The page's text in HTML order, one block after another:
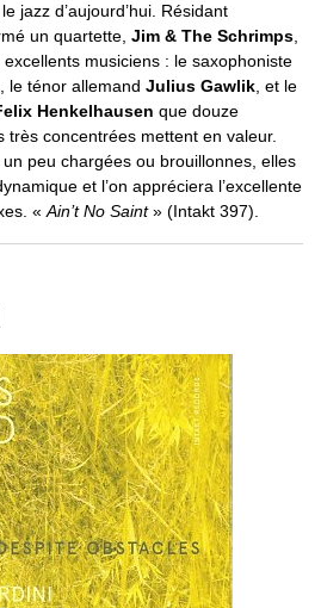
jazz d’aujourd’hui. Résidant
un quartette, Jim & The Schrimps,
musiciens : le saxophoniste
, le ténor allemand Julius Gawlik, et le
Henkelhausen que douze
très concentrées mettent en valeur.
peu chargées ou brouillonnes, elles
et l’on appréciera l’excellente
«Ain’t No Saint» (Intakt 397).